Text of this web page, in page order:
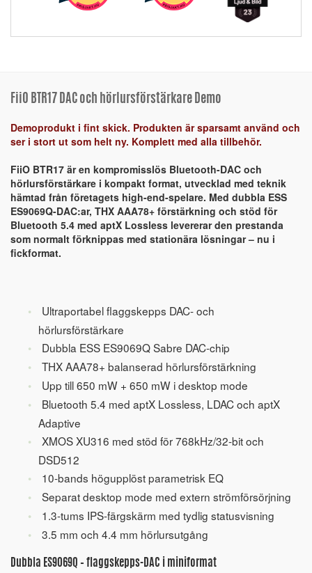
FiiO BTR17 DAC och hörlursförstärkare Demo
Demoprodukt i fint skick. Produkten är sparsamt använd och
ser i stort ut som helt ny. Komplett med alla tillbehör.
FiiO BTR17 är en kompromisslös Bluetooth-DAC och
hörlursförstärkare i kompakt format, utvecklad med teknik
hämtad från företagets high-end-spelare. Med dubbla ESS
ES9069Q-DAC:ar, THX AAA78+ förstärkning och stöd för
Bluetooth 5.4 med aptX Lossless levererar den prestanda
som normalt förknippas med stationära lösningar – nu i
fickformat.
Ultraportabel flaggskepps DAC- och
hörlursförstärkare
Dubbla ESS ES9069Q Sabre DAC-chip
THX AAA78+ balanserad hörlursförstärkning
Upp till 650 mW + 650 mW i desktop mode
Bluetooth 5.4 med aptX Lossless, LDAC och aptX
Adaptive
XMOS XU316 med stöd för 768kHz/32-bit och
DSD512
10-bands högupplöst parametrisk EQ
Separat desktop mode med extern strömförsörjning
1.3-tums IPS-färgskärm med tydlig statusvisning
3.5 mm och 4.4 mm hörlursutgång
Dubbla ES9069Q – flaggskepps-DAC i miniformat